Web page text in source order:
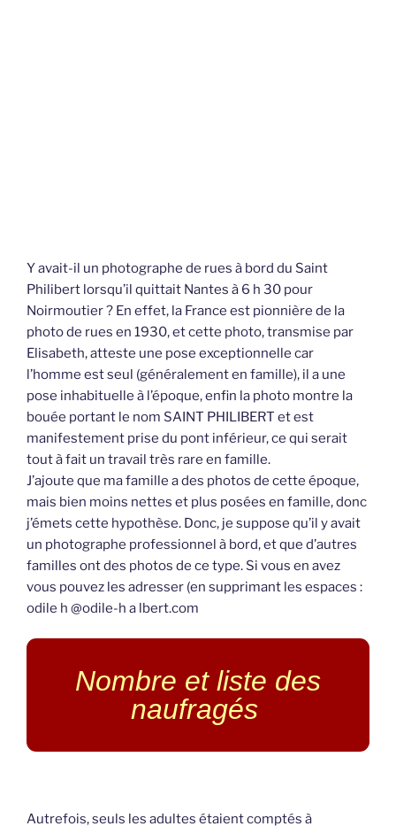
Y avait-il un photographe de rues à bord du Saint
Philibert lorsqu’il quittait Nantes à 6 h 30 pour
Noirmoutier ? En effet, la France est pionnière de la
photo de rues en 1930, et cette photo, transmise par
Elisabeth, atteste une pose exceptionnelle car
l’homme est seul (généralement en famille), il a une
pose inhabituelle à l’époque, enfin la photo montre la
bouée portant le nom SAINT PHILIBERT et est
manifestement prise du pont inférieur, ce qui serait
tout à fait un travail très rare en famille.
J’ajoute que ma famille a des photos de cette époque,
mais bien moins nettes et plus posées en famille, donc
j’émets cette hypothèse. Donc, je suppose qu’il y avait
un photographe professionnel à bord, et que d’autres
familles ont des photos de ce type. Si vous en avez
vous pouvez les adresser (en supprimant les espaces :
odile h @odile-h a lbert.com
Nombre et liste des
naufragés
Autrefois, seuls les adultes étaient comptés à